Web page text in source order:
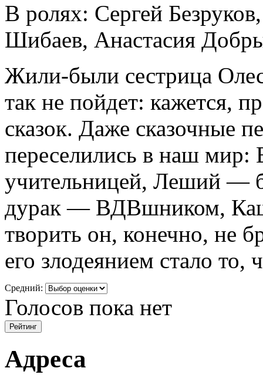
В ролях: Сергей
Шибаев, Анастасия
Жили-были сестрица
так не пойдет: кажется,
сказок. Даже сказочные
переселились в наш мир:
учительницей, Леший —
дурак — ВДВшником,
творить он, конечно, не
его злодеянием стало
Средний:
Голосов пока нет
Адреса